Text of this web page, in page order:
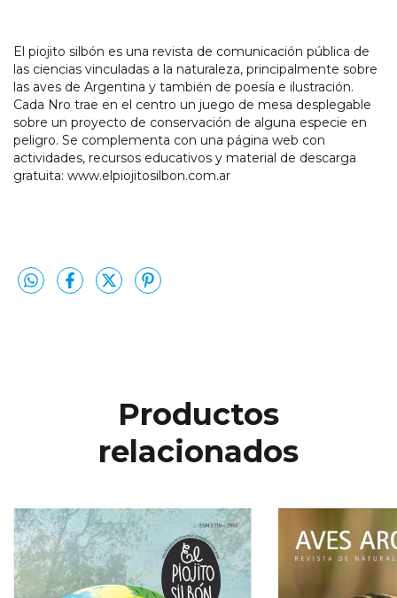
El piojito silbón es una revista de comunicación pública de
las ciencias vinculadas a la naturaleza, principalmente sobre
las aves de Argentina y también de poesía e ilustración.
Cada Nro trae en el centro un juego de mesa desplegable
sobre un proyecto de conservación de alguna especie en
peligro. Se complementa con una página web con
actividades, recursos educativos y material de descarga
gratuita: www.elpiojitosilbon.com.ar
Productos
relacionados